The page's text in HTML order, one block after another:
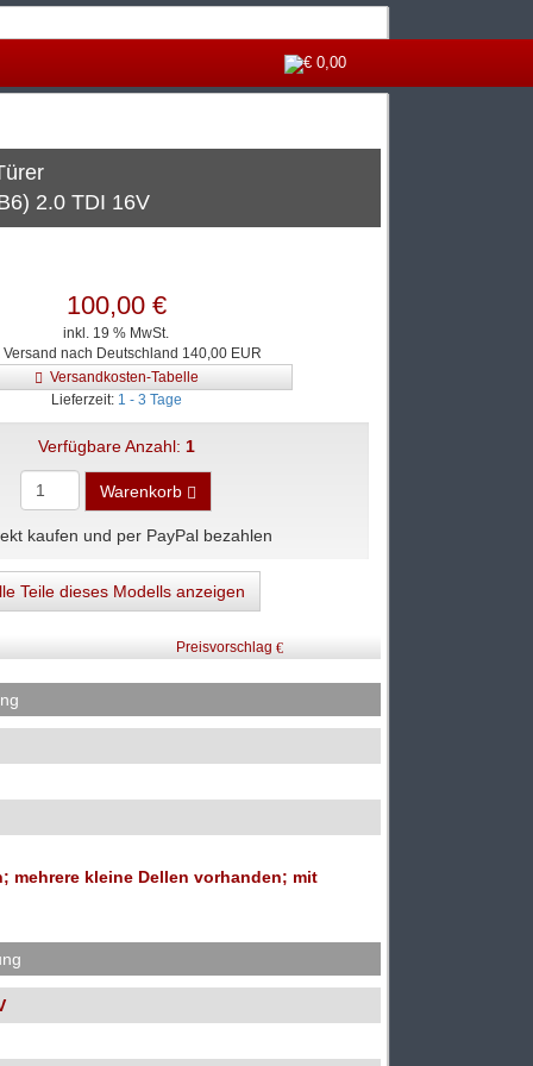
€ 0,00
2.0 TDI 16V
100,00 €
inkl. 19 % MwSt.
Versand nach Deutschland 140,00 EUR
Versandkosten-Tabelle
Lieferzeit: 1 - 3 Tage
Verfügbare Anzahl: 1
Warenkorb
Teile dieses Modells anzeigen
Preisvorschlag
mehrere kleine Dellen vorhanden; mit